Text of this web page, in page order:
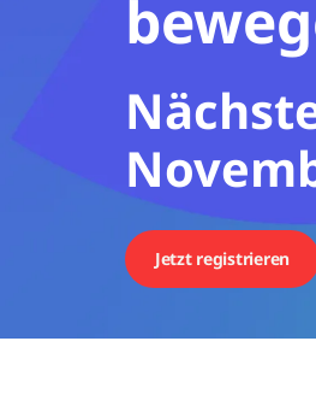
W&V
Jetzt registrieren